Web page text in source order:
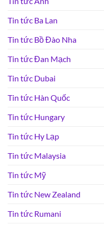
Tin tức Ba Lan
Tin tức Bồ Đào Nha
Tin tức Đan Mạch
Tin tức Dubai
Tin tức Hàn Quốc
Tin tức Hungary
Tin tức Hy Lạp
Tin tức Malaysia
Tin tức Mỹ
Tin tức New Zealand
Tin tức Rumani